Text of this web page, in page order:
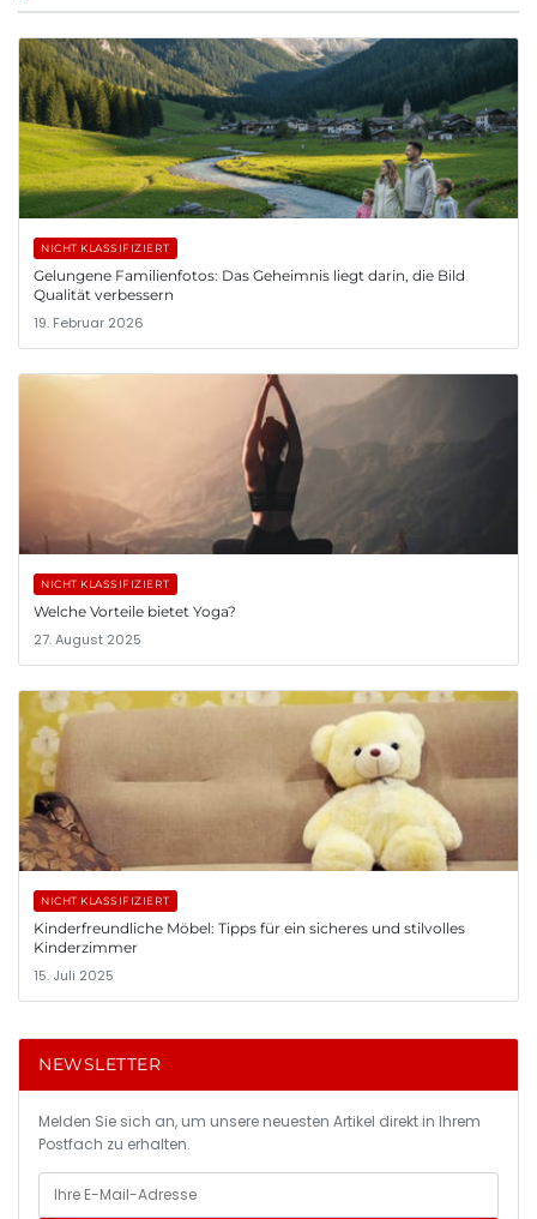
NICHT KLASSIFIZIERT
Gelungene Familienfotos: Das Geheimnis liegt darin, die Bild
Qualität verbessern
19. Februar 2026
NICHT KLASSIFIZIERT
Welche Vorteile bietet Yoga?
27. August 2025
NICHT KLASSIFIZIERT
Kinderfreundliche Möbel: Tipps für ein sicheres und stilvolles
Kinderzimmer
15. Juli 2025
NEWSLETTER
Melden Sie sich an, um unsere neuesten Artikel direkt in Ihrem
Postfach zu erhalten.